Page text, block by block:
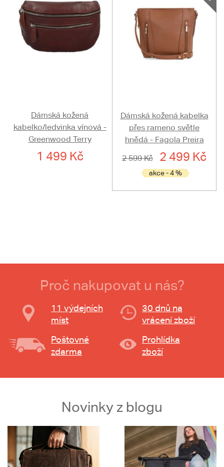
Dámská kožená
kabelko/ledvinka vínová -
Greenwood Terry
1 499 Kč
Dámská kožená kabelka
přes rameno světle
hnědá - Fagola Preira
2 599 Kč
2 499 Kč
akce - 4 %
Proč nakupovat u nás?
11 výdejních
míst
30 dnů na
vrácení zboží
Poštovné
zdarma
Prohlídka
zboží
Novinky z blogu